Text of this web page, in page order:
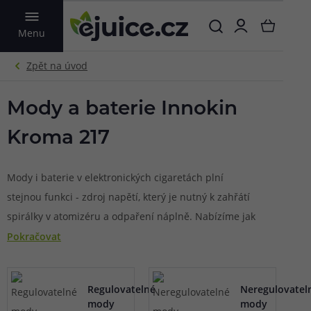
Menu
VYHLEDAT
Mody a baterie Innokin
Kroma 217
Mody i baterie v elektronických cigaretách plní
stejnou funkci - zdroj napětí, který je nutný k zahřátí
spirálky v atomizéru a odpaření náplně. Nabízíme jak
základní baterie
elektronikou se spoustou zajímavých funkcí a
možností přizpůsobení. Mody jsou rozděleny na
Pokračovat
Regulovatelné
mody
mody